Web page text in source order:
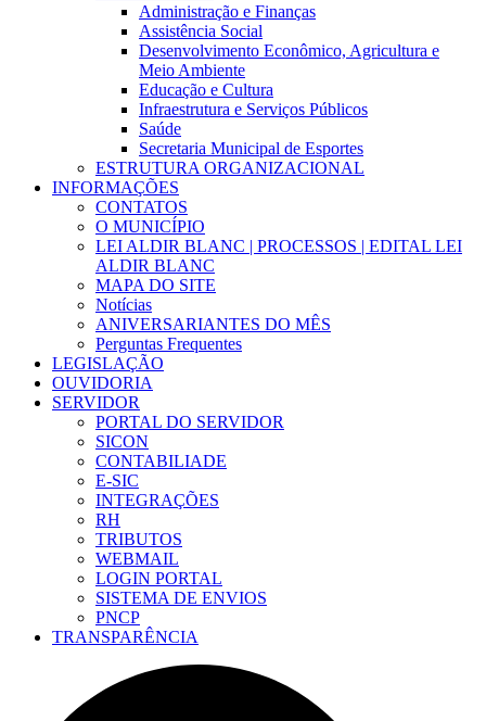
Administração e Finanças
Assistência Social
Desenvolvimento Econômico, Agricultura e
Meio Ambiente
Educação e Cultura
Infraestrutura e Serviços Públicos
Saúde
Secretaria Municipal de Esportes
ESTRUTURA ORGANIZACIONAL
INFORMAÇÕES
CONTATOS
O MUNICÍPIO
LEI ALDIR BLANC | PROCESSOS | EDITAL LEI
ALDIR BLANC
MAPA DO SITE
Notícias
ANIVERSARIANTES DO MÊS
Perguntas Frequentes
LEGISLAÇÃO
OUVIDORIA
SERVIDOR
PORTAL DO SERVIDOR
SICON
CONTABILIADE
E-SIC
INTEGRAÇÕES
RH
TRIBUTOS
WEBMAIL
LOGIN PORTAL
SISTEMA DE ENVIOS
PNCP
TRANSPARÊNCIA